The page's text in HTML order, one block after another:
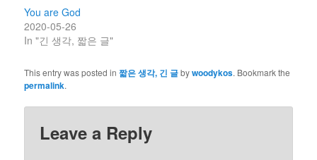
You are God
2020-05-26
In "긴 생각, 짧은 글"
This entry was posted in짧은 생각, 긴 글bywoodykos. Bookmark the
permalink.
Leave a Reply